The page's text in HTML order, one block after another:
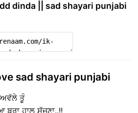
dinda || sad shayari punjabi
sad shayari punjabi
ਤੂੰ
ਹਾਲ ਸੱਜਣਾ..!!